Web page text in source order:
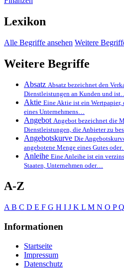
Lexikon
Alle Begriffe ansehen Weitere
Weitere Begriffe
Absatz Absatz bezeichnet den
Dienstleistungen an Kunden und
Aktie Eine Aktie ist ein
eines Unternehmens…
Angebot Angebot bezeichnet die
Dienstleistungen, die Anbieter zu
Angebotskurve Die
angebotene Menge eines Gutes
Anleihe Eine Anleihe ist ein
Staaten, Unternehmen oder…
A-Z
A B C D E F G H I J K L M N O PQ
Informationen
Startseite
Impressum
Datenschutz